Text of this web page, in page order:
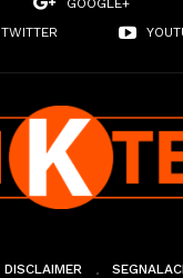
GOOGLE+
TWITTER
DISCLAIMER